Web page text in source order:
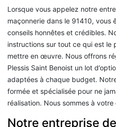
Lorsque vous appelez notre
maçonnerie dans le 91410, vous
conseils honnêtes et crédibles.
instructions sur tout ce qui est le
mettre en œuvre. Nous offrons
Plessis Saint Benoist un lot
adaptées à chaque budget.
formée et spécialisée pour ne
réalisation. Nous sommes à votre
Notre entreprise